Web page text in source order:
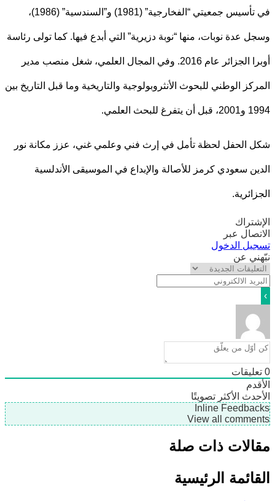
في تأسيس جمعيتي “الفخارجية” (1981) و”السندسية” (1986)،
عدة نوبات، منها “نوبة دزيرية” التي أبدع فيها. كما تولى رئاسة
أوبرا الجزائر عام 2016. وفي المجال العلمي، شغل منصب مدير
الوطني للبحوث الأنثروبولوجية والتاريخية وما قبل التاريخ بين
العلمي.
الحفل لحظة تأمل في إرث فني وعلمي غني، عزز مكانة نور
سعودي كرمز للأصالة والإبداع في الموسيقى الأندلسية
عبر
الدخول
عن
الأكثر تصويتًا
Inline
View all
ذات صلة
الرئيسية